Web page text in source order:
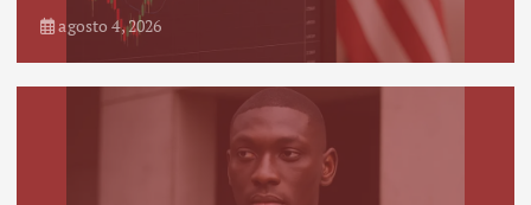
agosto 4, 2026